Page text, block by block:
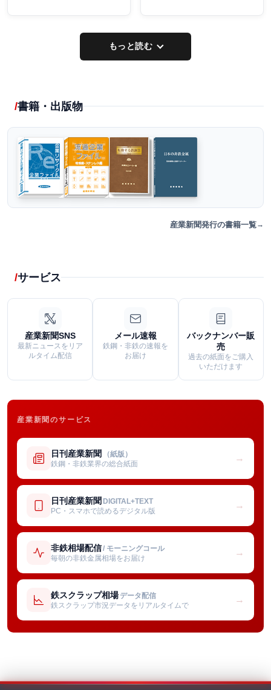
もっと読む
書籍・出版物
産業新聞発行の書籍一覧
サービス
産業新聞SNS
最新ニュースをリア
ルタイム配信
メール速報
鉄鋼・非鉄の速報を
お届け
バックナンバー販
売
過去の紙面をご購入
いただけます
産業新聞のサービス
日刊産業新聞 （紙版）
鉄鋼・非鉄業界の総合紙面
→
日刊産業新聞 DIGITAL+TEXT
PC・スマホで読めるデジタル版
→
非鉄相場配信/ モーニングコール
毎朝の非鉄金属相場をお届け
→
鉄スクラップ相場 データ配信
鉄スクラップ市況データをリアルタイムで
→